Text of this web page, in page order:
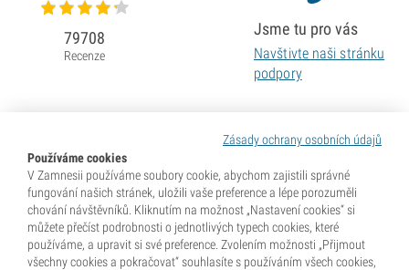
Zásady ochrany osobních údajů
Používáme cookies
V Zamnesii používáme soubory cookie, abychom zajistili správné
fungování našich stránek, uložili vaše preference a lépe porozuměli
chování návštěvníků. Kliknutím na možnost „Nastavení cookies“ si
můžete přečíst podrobnosti o jednotlivých typech cookies, které
používáme, a upravit si své preference. Zvolením možnosti „Přijmout
všechny cookies a pokračovat“ souhlasíte s používáním všech cookies,
79708
Recenze
Jsme tu pro vás
Navštivte naši stránku
podpory